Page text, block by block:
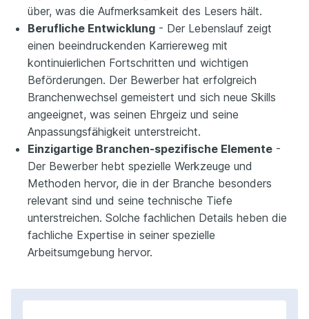
über, was die Aufmerksamkeit des Lesers hält.
Berufliche Entwicklung - Der Lebenslauf zeigt
einen beeindruckenden Karriereweg mit
kontinuierlichen Fortschritten und wichtigen
Beförderungen. Der Bewerber hat erfolgreich
Branchenwechsel gemeistert und sich neue Skills
angeeignet, was seinen Ehrgeiz und seine
Anpassungsfähigkeit unterstreicht.
Einzigartige Branchen-spezifische Elemente -
Der Bewerber hebt spezielle Werkzeuge und
Methoden hervor, die in der Branche besonders
relevant sind und seine technische Tiefe
unterstreichen. Solche fachlichen Details heben die
fachliche Expertise in seiner spezielle
Arbeitsumgebung hervor.